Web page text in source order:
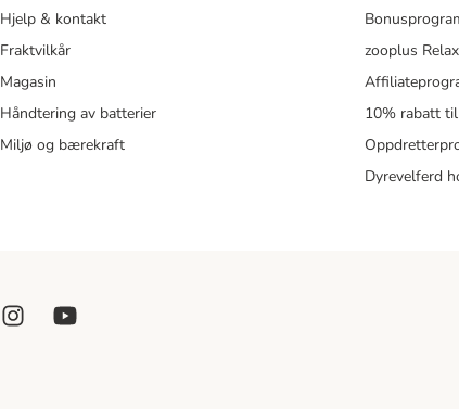
Hjelp & kontakt
Fraktvilkår
Magasin
Håndtering av batterier
Miljø og bærekraft
zooplus
10% rabatt
Dyrevelferd